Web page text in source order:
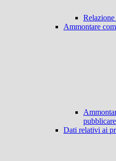
Ammontare
Dati relativi ai